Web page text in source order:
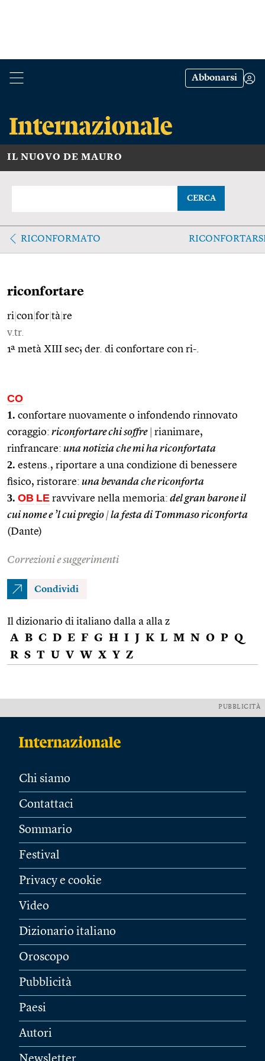
Abbonarsi
IL NUOVO DE MAURO
CERCA
RICONFORMATO
riconfortare
ri con for tà re
v.tr.
1ª metà XIII sec; der. di confortare con ri-.
CO
1. confortare nuovamente o infondendo rinnovato
coraggio: riconfortare chi soffre
rianimare,
rinfrancare: una notizia che mi ha riconfortata
2. estens., riportare a una condizione di benessere
fisico, ristorare: una bevanda che riconforta
3. OB LE ravvivare nella memoria: del gran barone il
cui nome e ’l cui pregio |la festa di Tommaso riconforta
(Dante)
Correzioni e suggerimenti
Condividi
Il dizionario di italiano dalla a alla z
A B C D E F G H I J K L M N O P Q
R S T U V W X Y Z
PUBBLICITÀ
Chi siamo
Contattaci
Sommario
Festival
Privacy e cookie
Video
Dizionario italiano
Oroscopo
Pubblicità
Paesi
Autori